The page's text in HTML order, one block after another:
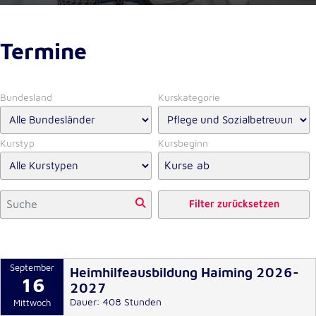
Termine
Bundesland Kurskategorie
Kurstyp Kursbeginn
Filter zurücksetzen
September
16
Mittwoch
Heimhilfeausbildung Haiming 2026-
2027
Dauer: 408 Stunden
unsere Besucher unsere Website nutzen.
Google Analytics
Google LLC
Zweck:
Erhebung von Statistiken zur Website-Nutzung
24 Stunden - 2 Jahre
Anbieter:
Google LLC